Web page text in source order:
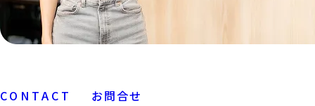
CONTACT お問合せ